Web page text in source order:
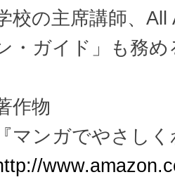
校の主席講師、
・ガイド」も務め
作物
『マンガでやさし